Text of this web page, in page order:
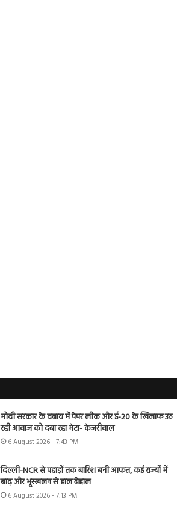
मोदी सरकार के दबाव में पेपर लीक और ई-20 के खिलाफ उठ
रही आवाज को दबा रहा मेटा- केजरीवाल
6 August 2026 - 7:43 PM
दिल्ली-NCR से पहाड़ों तक बारिश बनी आफत, कई राज्यों में
बाढ़ और भूस्खलन से हाल बेहाल
6 August 2026 - 7:13 PM